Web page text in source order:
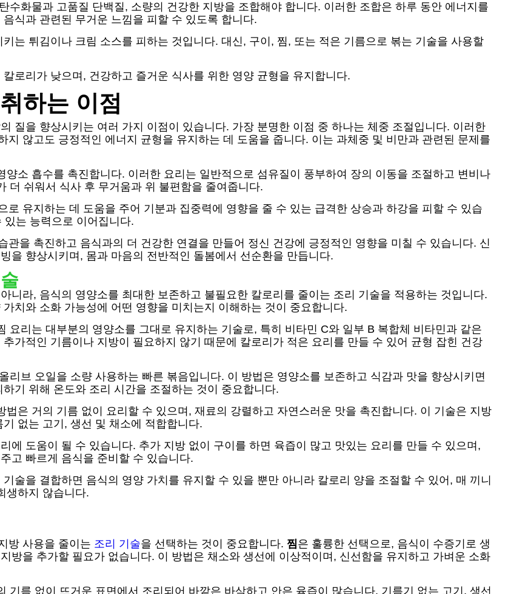
수화물과 고품질 단백질, 소량의 건강한 지방을 조합해야 합니다. 이러한 조합은 하루 동안 에너지를
식과 관련된 무거운 느낌을 피할 수 있도록 합니다.
는 튀김이나 크림 소스를 피하는 것입니다. 대신, 구이, 찜, 또는 적은 기름으로 볶는 기술을 사용할
로리가 낮으며, 건강하고 즐거운 식사를 위한 영양 균형을 유지합니다.
하는 이점
질을 향상시키는 여러 가지 이점이 있습니다. 가장 분명한 이점 중 하나는 체중 조절입니다. 이러한
않고도 긍정적인 에너지 균형을 유지하는 데 도움을 줍니다. 이는 과체중 및 비만과 관련된 문제를
양소 흡수를 촉진합니다. 이러한 요리는 일반적으로 섬유질이 풍부하여 장의 이동을 조절하고 변비나
더 쉬워서 식사 후 무거움과 위 불편함을 줄여줍니다.
유지하는 데 도움을 주어 기분과 집중력에 영향을 줄 수 있는 급격한 상승과 하강을 피할 수 있습
는 능력으로 이어집니다.
을 촉진하고 음식과의 더 건강한 연결을 만들어 정신 건강에 긍정적인 영향을 미칠 수 있습니다. 신
을 향상시키며, 몸과 마음의 전반적인 돌봄에서 선순환을 만듭니다.
니라, 음식의 영양소를 최대한 보존하고 불필요한 칼로리를 줄이는 조리 기술을 적용하는 것입니다.
치와 소화 가능성에 어떤 영향을 미치는지 이해하는 것이 중요합니다.
요리는 대부분의 영양소를 그대로 유지하는 기술로, 특히 비타민 C와 일부 B 복합체 비타민과 같은
가적인 기름이나 지방이 필요하지 않기 때문에 칼로리가 적은 요리를 만들 수 있어 균형 잡힌 건강
리브 오일을 소량 사용하는 빠른 볶음입니다. 이 방법은 영양소를 보존하고 식감과 맛을 향상시키면
기 위해 온도와 조리 시간을 조절하는 것이 중요합니다.
은 거의 기름 없이 요리할 수 있으며, 재료의 강렬하고 자연스러운 맛을 촉진합니다. 이 기술은 지방
없는 고기, 생선 및 채소에 적합합니다.
에 도움이 될 수 있습니다. 추가 지방 없이 구이를 하면 육즙이 많고 맛있는 요리를 만들 수 있으며,
고 빠르게 음식을 준비할 수 있습니다.
술을 결합하면 음식의 영양 가치를 유지할 수 있을 뿐만 아니라 칼로리 양을 조절할 수 있어, 매 끼니
생하지 않습니다.
방 사용을 줄이는 조리 기술을 선택하는 것이 중요합니다. 찜은 훌륭한 선택으로, 음식이 수증기로 생
방을 추가할 필요가 없습니다. 이 방법은 채소와 생선에 이상적이며, 신선함을 유지하고 가벼운 소화
기름 없이 뜨거운 표면에서 조리되어 바깥은 바삭하고 안은 육즙이 많습니다. 기름기 없는 고기, 생선